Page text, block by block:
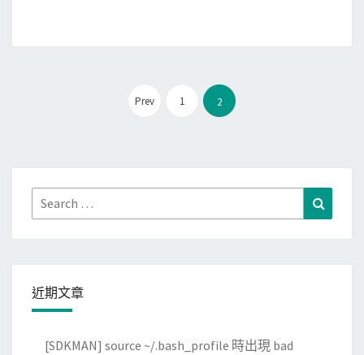
薩
o
a
l
u
文
章
Prev 1 2
Search
for:
近期文章
[SDKMAN] source ~/.bash_profile 時出現 bad